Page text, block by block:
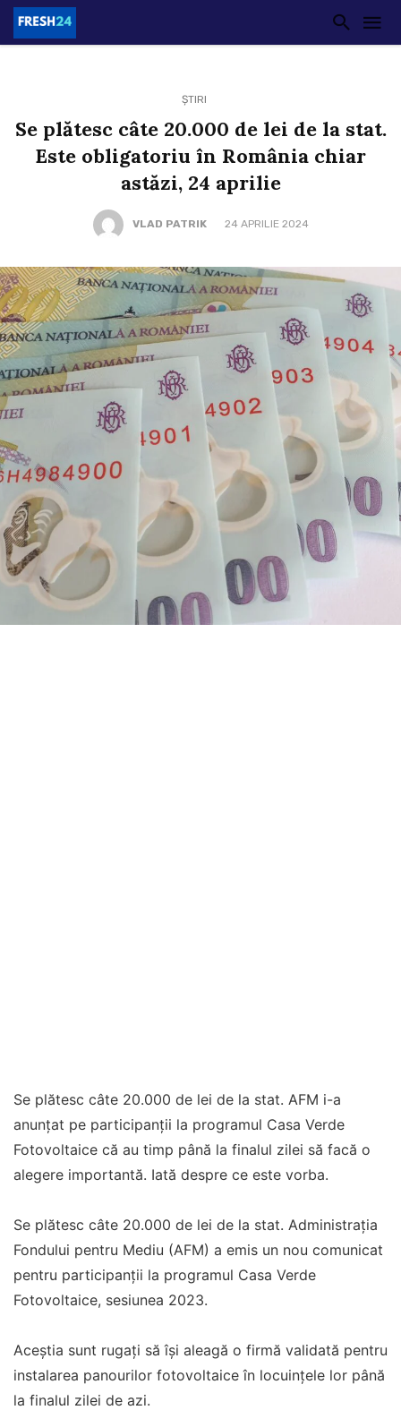
ȘTIRI
Se plătesc câte 20.000 de lei de la stat.
Este obligatoriu în România chiar
astăzi, 24 aprilie
VLAD PATRIK 24 APRILIE 2024
Se plătesc câte 20.000 de lei de la stat. AFM i-a
anunțat pe participanții la programul Casa Verde
Fotovoltaice că au timp până la finalul zilei să facă o
alegere importantă. Iată despre ce este vorba.
Se plătesc câte 20.000 de lei de la stat. Administrația
Fondului pentru Mediu (AFM) a emis un nou comunicat
pentru participanții la programul Casa Verde
Fotovoltaice, sesiunea 2023.
Aceștia sunt rugați să își aleagă o firmă validată pentru
instalarea panourilor fotovoltaice în locuințele lor până
la finalul zilei de azi.